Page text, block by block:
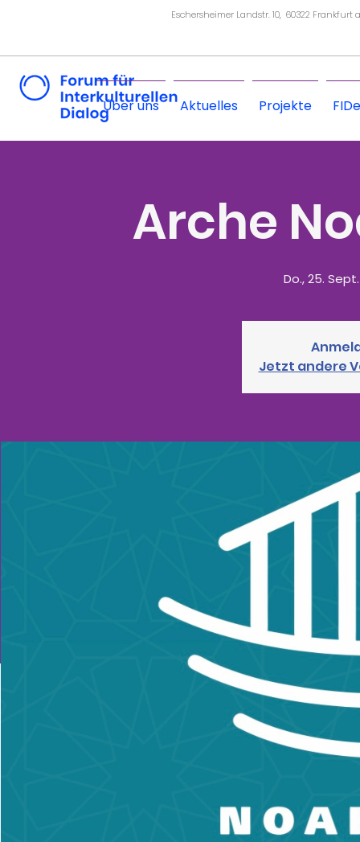
Eschersheimer Landstr. 10, 60322 Frankfurt
Über uns Aktuelles Projekte
Arche
Do., 25. Sept.
Jetzt andere